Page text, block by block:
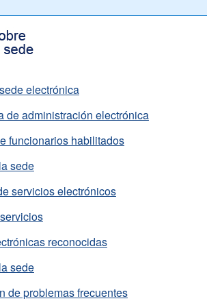
electrónica
de administración electrónica
funcionarios habilitados
sede
servicios electrónicos
reconocidas
sede
de problemas frecuentes